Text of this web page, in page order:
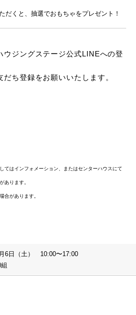
だくと、抽選でおもちゃをプレゼント！
ジングステージ公式LINEへの登
ち登録をお願いいたします。
てはインフォメーション、またはセンターハウスにて
あります。
合があります。
6日（土） 10:00〜17:00
組